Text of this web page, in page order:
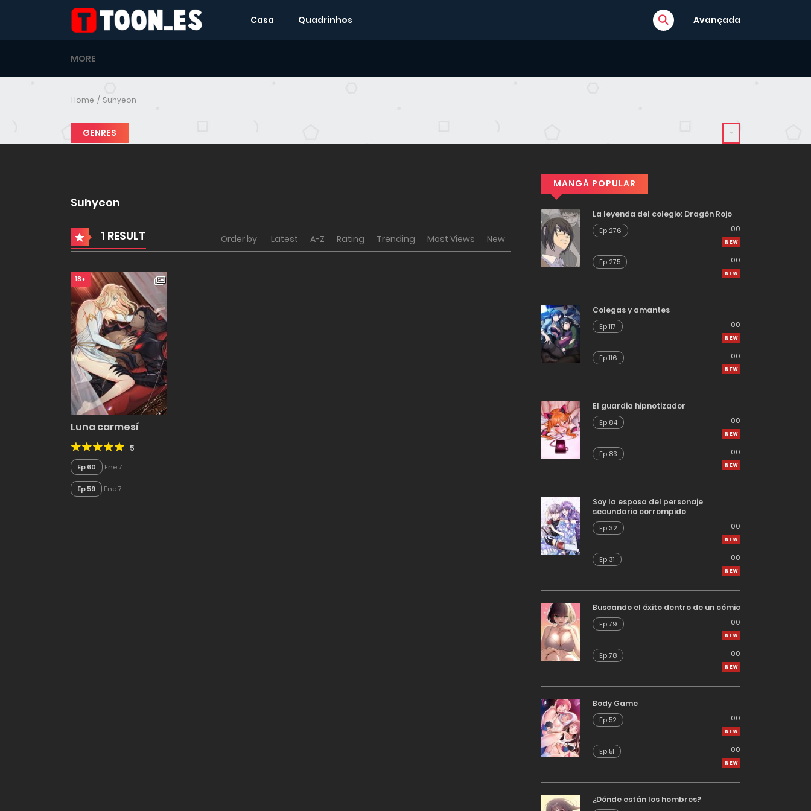
Casa Quadrinhos Avançada
MORE
Home Suhyeon
GENRES
Suhyeon
1 RESULT Order by Latest A-Z Rating Trending Most Views New
18+
Luna carmesí
5
Ep 60 Ene 7
Ep 59 Ene 7
MANGÁ POPULAR
La leyenda del colegio: Dragón Rojo
Ep 276 00
Ep 275 00
Colegas y amantes
Ep 117 00
Ep 116 00
El guardia hipnotizador
Ep 84 00
Ep 83 00
Soy la esposa del personaje
secundario corrompido
Ep 32 00
Ep 31 00
Buscando el éxito dentro de un cómic
Ep 79 00
Ep 78 00
Body Game
Ep 52 00
Ep 51 00
¿Dónde están los hombres?